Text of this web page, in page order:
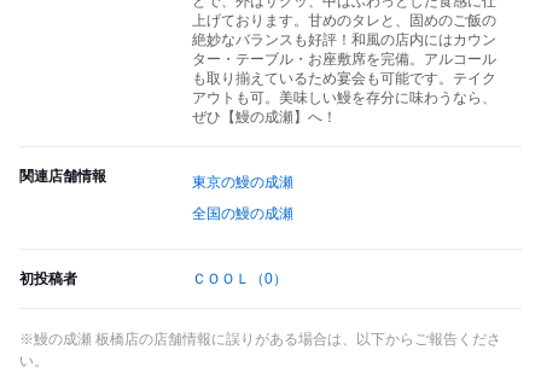
上げております。甘めのタレと、固めのご飯の
絶妙なバランスも好評！和風の店内にはカウン
ター・テーブル・お座敷席を完備。アルコール
も取り揃えているため宴会も可能です。テイク
アウトも可。美味しい鰻を存分に味わうなら、
ぜひ【鰻の成瀬】へ！
関連店舗情報
東京の鰻の成瀬
全国の鰻の成瀬
初投稿者 ＣＯＯＬ （0）
※鰻の成瀬 板橋店の店舗情報に誤りがある場合は、以下からご報告くださ
い。